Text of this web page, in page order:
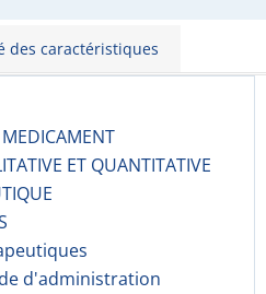
des caractéristiques
ET QUANTITATIVE
d'administration